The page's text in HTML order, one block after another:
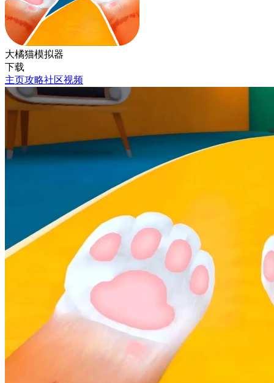
大橘猫模拟器
下载
主页攻略社区视频